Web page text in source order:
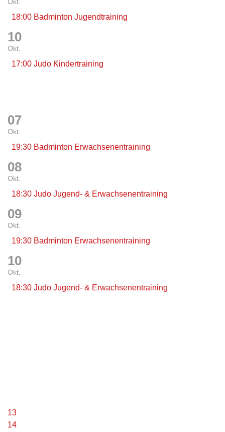
18:00 Badminton Jugendtraining
10
Okt.
17:00 Judo Kindertraining
07
Okt.
19:30 Badminton Erwachsenentraining
08
Okt.
18:30 Judo Jugend- & Erwachsenentraining
09
Okt.
19:30 Badminton Erwachsenentraining
10
Okt.
18:30 Judo Jugend- & Erwachsenentraining
13
14